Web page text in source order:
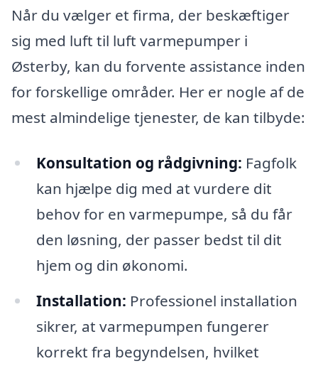
Når du vælger et firma, der beskæftiger
sig med luft til luft varmepumper i
Østerby, kan du forvente assistance inden
for forskellige områder. Her er nogle af de
mest almindelige tjenester, de kan tilbyde:
Konsultation og rådgivning: Fagfolk
kan hjælpe dig med at vurdere dit
behov for en varmepumpe, så du får
den løsning, der passer bedst til dit
hjem og din økonomi.
Installation: Professionel installation
sikrer, at varmepumpen fungerer
korrekt fra begyndelsen, hvilket